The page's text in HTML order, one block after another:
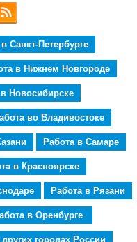
Санкт-Петербурге
в Нижнем Новгороде
в Новосибирске
во Владивостоке
Работа в Самаре
в Красноярске
Работа в Рязани
в Оренбурге
городах России